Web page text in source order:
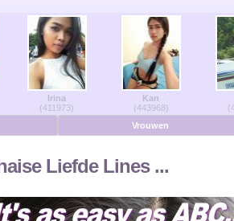
Irina
(411973)
Kan
(443968)
Vrouwen
Liefde Lines ...